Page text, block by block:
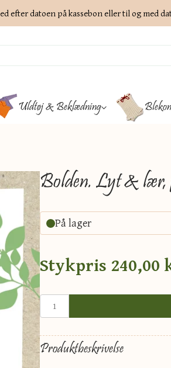
efter datoen på kassebon eller til og med
Uldtøj & Beklædning
Bolden. Lyt & lær,
På lager
Stykpris 240,00
Produktbeskrivelse